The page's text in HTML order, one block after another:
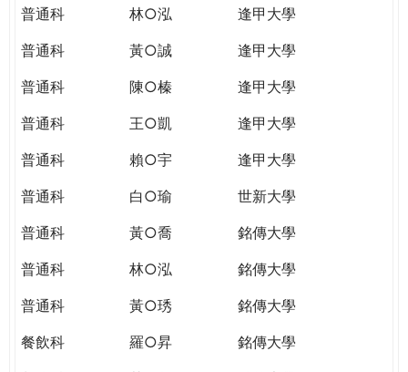
普通科
林○泓
逢甲大學
普通科
黃○誠
逢甲大學
普通科
陳○榛
逢甲大學
普通科
王○凱
逢甲大學
普通科
賴○宇
逢甲大學
普通科
白○瑜
世新大學
普通科
黃○喬
銘傳大學
普通科
林○泓
銘傳大學
普通科
黃○琇
銘傳大學
餐飲科
羅○昇
銘傳大學